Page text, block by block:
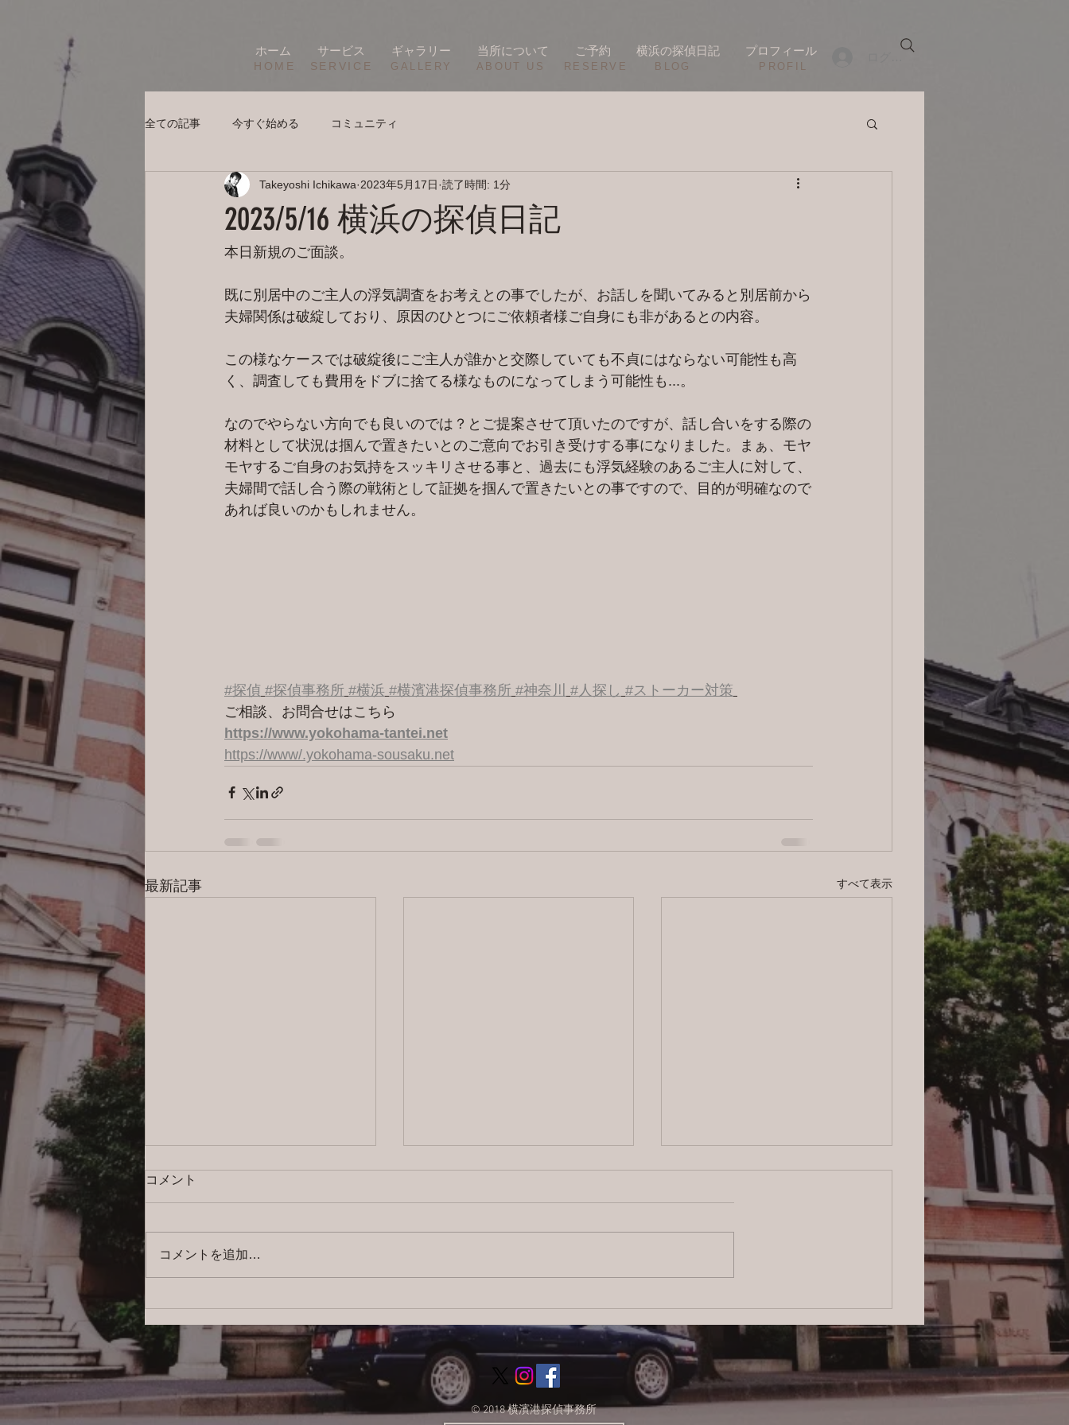
ログイン
ホーム サービス ギャラリー 当所について ご予約 横浜の探偵日記 プロフィール
HOME SERVICE ​GALLERY ​ABOUT US ​PROFIL
RESERVE BLOG
全ての記事 今すぐ始める コミュニティ
2023/5/16 横浜の探偵日記
Takeyoshi Ichikawa 2023年5月17日 読了時間: 1分
本日新規のご面談。
既に別居中のご主人の浮気調査をお考えとの事でしたが、お話しを聞いてみると別居前から
夫婦関係は破綻しており、原因のひとつにご依頼者様ご自身にも非があるとの内容。
この様なケースでは破綻後にご主人が誰かと交際していても不貞にはならない可能性も高
く、調査しても費用をドブに捨てる様なものになってしまう可能性も...。
なのでやらない方向でも良いのでは？とご提案させて頂いたのですが、話し合いをする際の
材料として状況は掴んで置きたいとのご意向でお引き受けする事になりました。まぁ、モヤ
モヤするご自身のお気持をスッキリさせる事と、過去にも浮気経験のあるご主人に対して、
夫婦間で話し合う際の戦術として証拠を掴んで置きたいとの事ですので、目的が明確なので
あれば良いのかもしれません。
#探偵 #探偵事務所 #横浜 #横濱港探偵事務所 #神奈川 #人探し #ストーカー対策
ご相談、お問合せはこちら
https://www.yokohama-tantei.net
https://www/.yokohama-sousaku.net
最新記事 すべて表示
日目〜
日目〜
ス：信頼と安心をお届けする
調査のプロフェッショナル
コメント
コメントを追加…
© 2018 横濱港探偵事務所